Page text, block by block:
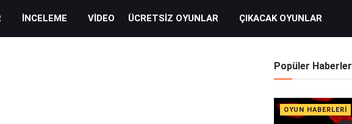
İNCELEME VIDEO ÜCRETSIZ OYUNLAR ÇIKACAK OYUNLAR
Popüler Haberler
OYUN HABERLERI